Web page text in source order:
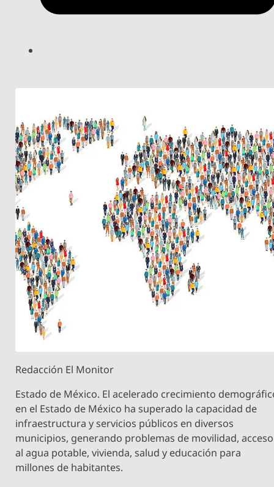
Redacción El Monitor
Estado de México. El acelerado crecimiento
en el Estado de México ha superado la capacidad de
infraestructura y servicios públicos en diversos
municipios, generando problemas de movilidad, acceso
al agua potable, vivienda, salud y educación para
millones de habitantes.